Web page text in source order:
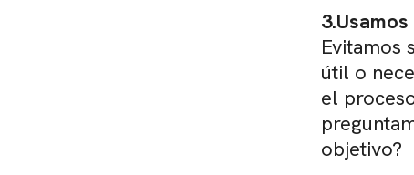
Evitamos
útil o
el
objetivo?